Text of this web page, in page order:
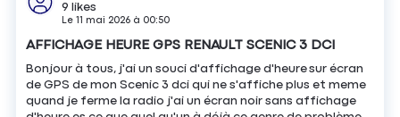
9 likes
Le11 mai 2026 à 00:50
AFFICHAGE HEURE GPS RENAULT SCENIC 3 DCI
Bonjour à tous, j'ai un souci d'affichage d'heure sur écran
de GPS de mon Scenic 3 dci qui ne s'affiche plus et meme
quand je ferme la radio j'ai un écran noir sans affichage